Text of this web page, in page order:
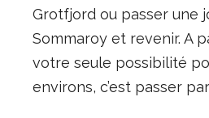
Grotfjord ou passer une
Sommaroy et revenir. A
votre seule possibilité
environs, c’est passer